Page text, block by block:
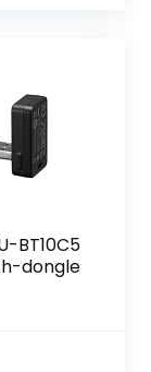
en
BT10C5
dongle